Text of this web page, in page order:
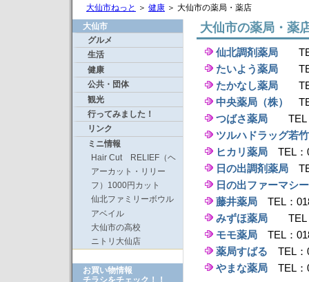
大仙市ねっと ＞ 健康 ＞ 大仙市の薬局・薬店
大仙市
グルメ
生活
健康
公共・団体
観光
行ってみました！
リンク
ミニ情報
Hair Cut RELIEF（ヘ
アーカット・リリー
フ）1000円カット
仙北ファミリーボウル
アベイル
大仙市の高校
ニトリ大仙店
お買い物情報
チラシをチェック！！
大仙市の薬局・薬
仙北調剤薬局 TEL
たいよう薬局 TEL
たかなし薬局 TEL
中央薬局（株）
つばさ薬局 TEL
ツルハドラッグ若
ヒカリ薬局 TEL：
日の出調剤薬局
日の出ファーマシー
藤井薬局 TEL：
みずほ薬局 TEL
モモ薬局 TEL：
薬局すばる TEL：
やまな薬局 TEL：